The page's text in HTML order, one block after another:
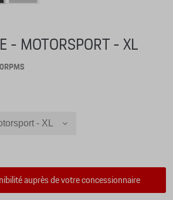
- MOTORSPORT - XL
- XL
auprès de votre concessionnaire